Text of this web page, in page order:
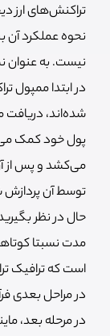
تراکنش‌های ارز
نحوه عملکرد آن
نیست. به عنوان
در ابتدا ممپول
شده‌اند،‌ دریافت
پول خود کمک
می‌کشد و پس از
توسط آن
حال در نظر
مدت نسبتا
است که ترافیک
در مراحل بعدی
در مرحله بعد،